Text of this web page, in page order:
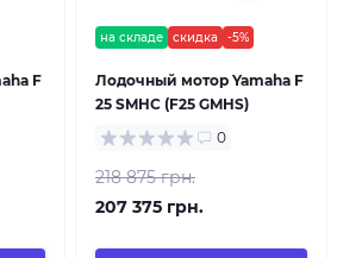
F
на складе скидка -5%
Лодочный мотор Yamaha F
25 SMHC (F25 GMHS)
0
218 875 грн.
207 375 грн.